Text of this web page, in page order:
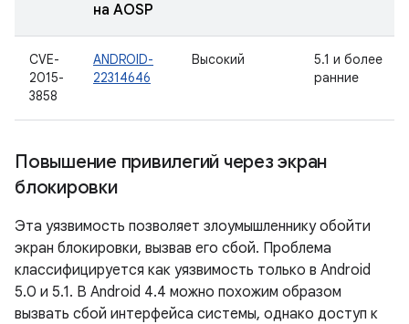
на AOSP
CVE-
2015-
3858
ANDROID-
22314646
Высокий
5.1 и более
ранние
Повышение привилегий через экран
блокировки
Эта уязвимость позволяет злоумышленнику обойти
экран блокировки, вызвав его сбой. Проблема
классифицируется как уязвимость только в Android
5.0 и 5.1. В Android 4.4 можно похожим образом
вызвать сбой интерфейса системы, однако доступ к